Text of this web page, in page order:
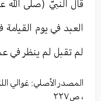
قال النبيّ (صلى
العبد في يوم
لم تقبل لم ينظر في
المصدر الأصلي:غوالي
، ص٢٢٧